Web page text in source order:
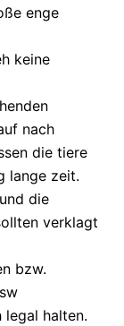
enge
keine
nach
die tiere
lange zeit.
die
verklagt
bzw.
halten.